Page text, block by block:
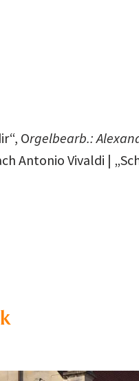
Orgelbearb.:
Antonio Vivaldi |